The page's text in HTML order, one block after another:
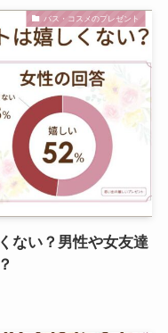
バス・コスメのプレゼント
ない？男性や女友達